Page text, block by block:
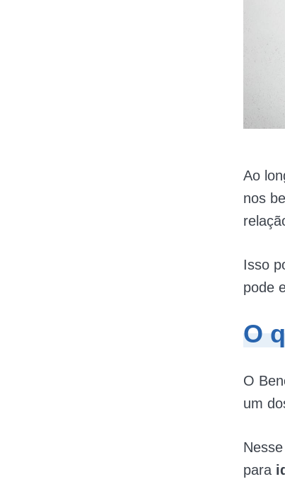
Ao
nos
Isso
pode
O
O
um
para